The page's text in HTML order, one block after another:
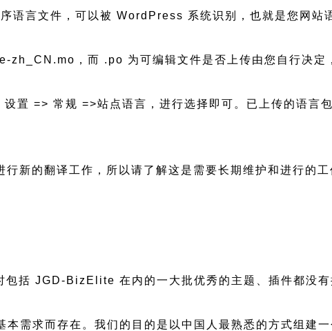
言文件，可以被 WordPress 系统识别，也就是您网站语
，而 .po 为可编辑文件是否上传由您自行决定
置 => 常规 =>站点语言，进行选择即可。已上传的语言
新的翻译工作，所以请了解这是需要长期维护和进行的
括 JGD-BizElite 在内的一大批优秀的主题、插件都没
本需求而存在。我们的目的是以中国人最熟悉的方式组建